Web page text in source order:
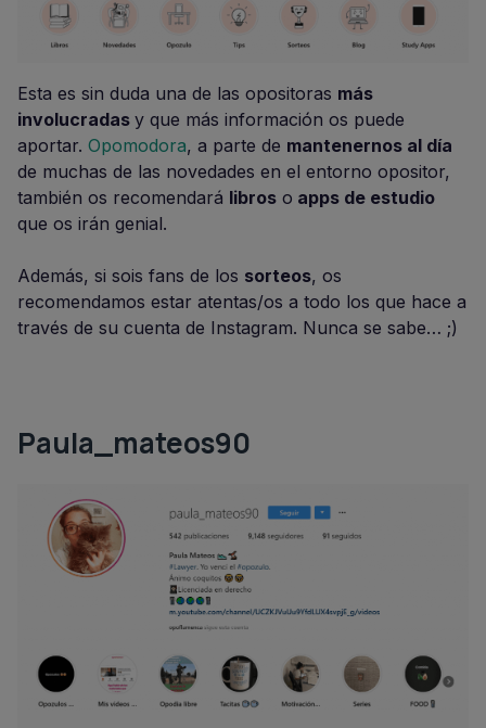
Esta es sin duda una de las opositoras más
involucradas y que más información os puede
aportar. Opomodora, a parte de mantenernos al día
de muchas de las novedades en el entorno opositor,
también os recomendará libros o apps de estudio
que os irán genial.
Además, si sois fans de los sorteos, os
recomendamos estar atentas/os a todo los que hace a
través de su cuenta de Instagram. Nunca se sabe… ;)
Paula_mateos90